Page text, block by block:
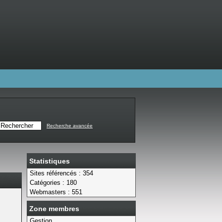
Recherche avancée
Statistiques
Sites référencés : 354
Catégories : 180
Webmasters : 551
Zone membres